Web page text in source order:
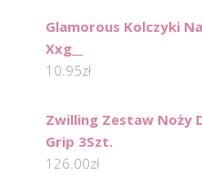
Glamorous Kolczyki
Xxg__
10.95zł
Zwilling Zestaw Noży
Grip 3Szt.
126.00zł